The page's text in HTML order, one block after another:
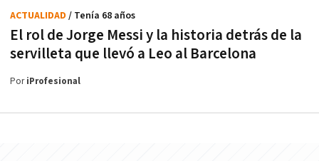
El rol de Jorge Messi y la historia detrás de la
servilleta que llevó a Leo al Barcelona
ACTUALIDAD / Tenía 68 años
PoriProfesional